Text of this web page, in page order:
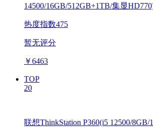
14500/16GB/512GB+1TB/集显
热度指数475
暂无评分
￥6463
TOP
20
联想ThinkStation P360(i5 12500/8GB/